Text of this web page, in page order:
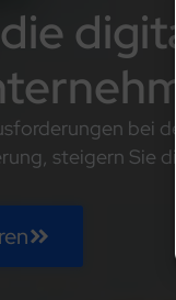
bei
steigern Sie